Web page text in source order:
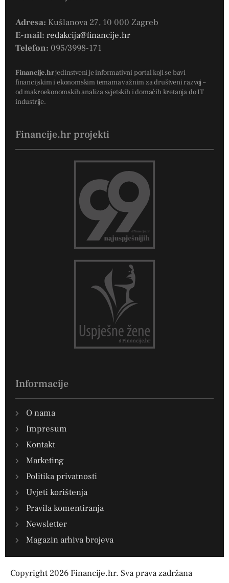
Adresa: Kušlanova 27, 10 000 Zagreb
E-mail: redakcija@financije.hr
Telefon: 095/3998-171
Financije.hrjedinstveni je informativni portal koji se bavi
financijskim i ekonomskim temama važnim za društveni razvoj –
od makroekonomskih analiza svjetskih i domaćih kretanja do IT
industrije.
Financije.hr projekti
Informacije
O nama
Impresum
Kontakt
Marketing
Politika privatnosti
Uvjeti korištenja
Pravila komentiranja
Newsletter
Magazin arhiva brojeva
Copyright 2026 Financije.hr. Sva prava zadržana